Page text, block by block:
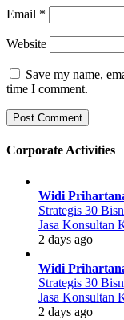
Email *
Website
Save my name,
time I comment.
Corporate Activities
Widi
Strategis 30
Jasa Konsultan
2 days ago
Widi
Strategis 30
Jasa Konsultan
2 days ago